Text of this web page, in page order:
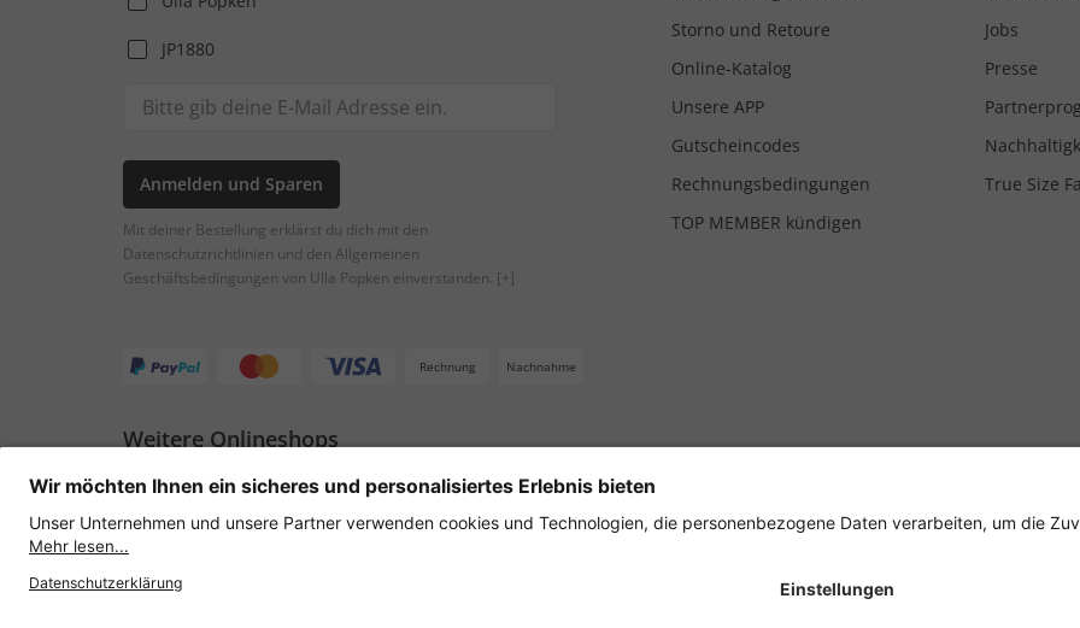
JP1880
Anmelden und Sparen
Mit deiner Bestellung erklärst du dich mit den
Datenschutzrichtlinien und den Allgemeinen
Geschäftsbedingungen von Ulla Popken einverstanden. [+]
Storno und Retoure
Online-Katalog
Unsere APP
Gutscheincodes
Rechnungsbedingungen
TOP MEMBER kündigen
Jobs
Presse
True Size
Rechnung Nachnahme
Weitere Onlineshops
Österreich